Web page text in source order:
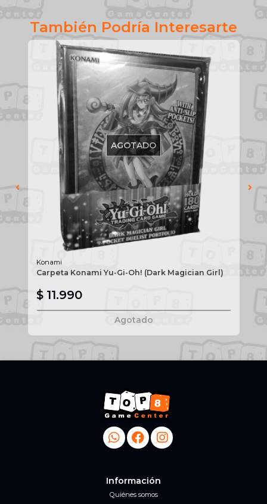
También Podría Interesarte
AGOTADO
Konami
Carpeta Konami Yu-Gi-Oh! (Dark Magician Girl)
$ 11.990
Agotado
Información
Quiénes somos